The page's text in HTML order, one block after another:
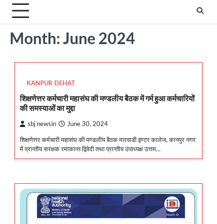
Month:June 2024
KANPUR DEHAT
शिक्षणेत्तर कर्मचारी महासंघ की मण्डलीय बैठक में गर्म हुआ कर्मचारियों
की समस्याओं का मुद्दा
sbj newsin June 30, 2024
शिक्षणेत्तर कर्मचारी महासंघ की मण्डलीय बैठक मारवाडी इण्टर कालेज, कानपुर नगर
में प्रान्तीय सरंक्षक रमाकान्त द्विवेदी तथा प्रान्तीय उपाध्यक्ष उत्तम…